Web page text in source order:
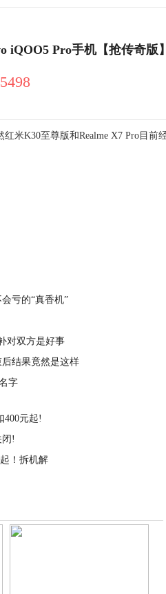
iQOO5 Pro手机【抢传奇版
米K30至尊版和Realme X7 Pro目
亏的“真香机”
对双方是好事
结果竟然是这样
字
400元起!
!
！拆机解
2020-11-12